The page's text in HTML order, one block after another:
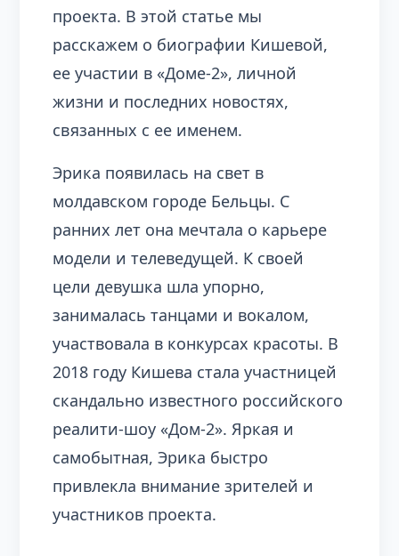
проекта. В этой статье мы
расскажем о биографии Кишевой,
ее участии в «Доме-2», личной
жизни и последних новостях,
связанных с ее именем.
Эрика появилась на свет в
молдавском городе Бельцы. С
ранних лет она мечтала о карьере
модели и телеведущей. К своей
цели девушка шла упорно,
занималась танцами и вокалом,
участвовала в конкурсах красоты. В
2018 году Кишева стала участницей
скандально известного российского
реалити-шоу «Дом-2». Яркая и
самобытная, Эрика быстро
привлекла внимание зрителей и
участников проекта.